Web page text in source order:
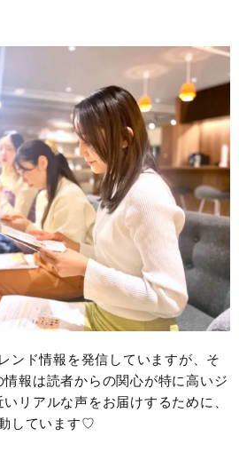
ンド情報を発信していますが、そ
報は読者からの関心が特に高いジ
リアルな声をお届けするために、
しています♡